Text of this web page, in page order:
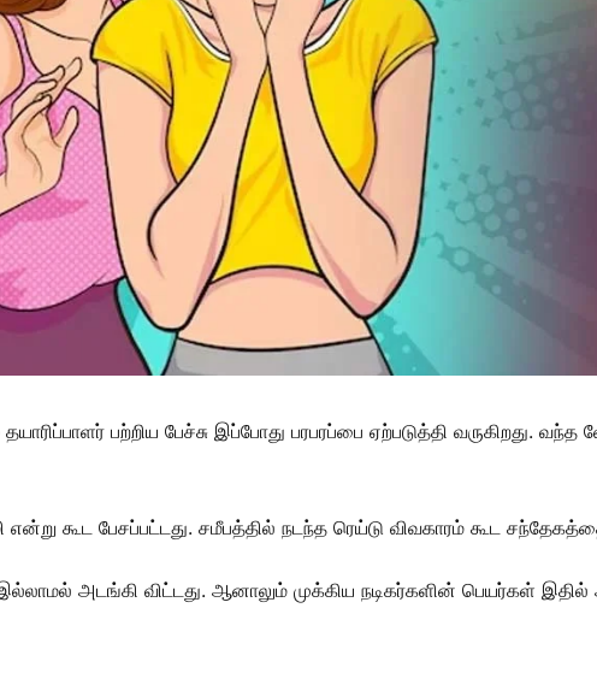
பற்றிய பேச்சு இப்போது பரபரப்பை ஏற்படுத்தி வருகிறது.
என்று கூட பேசப்பட்டது. சமீபத்தில் நடந்த ரெய்டு விவகாரம் கூட சந்தேகத்தை
அடங்கி விட்டது. ஆனாலும் முக்கிய நடிகர்களின் பெயர்கள் இதில்